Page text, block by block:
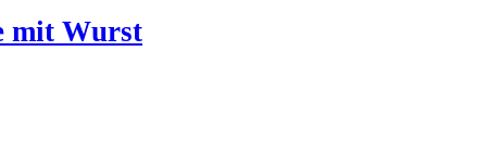
mit Wurst